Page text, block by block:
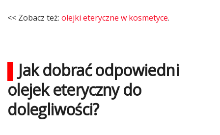
<< Zobacz też: olejki eteryczne w kosmetyce.
Jak dobrać odpowiedni
olejek eteryczny do
dolegliwości?